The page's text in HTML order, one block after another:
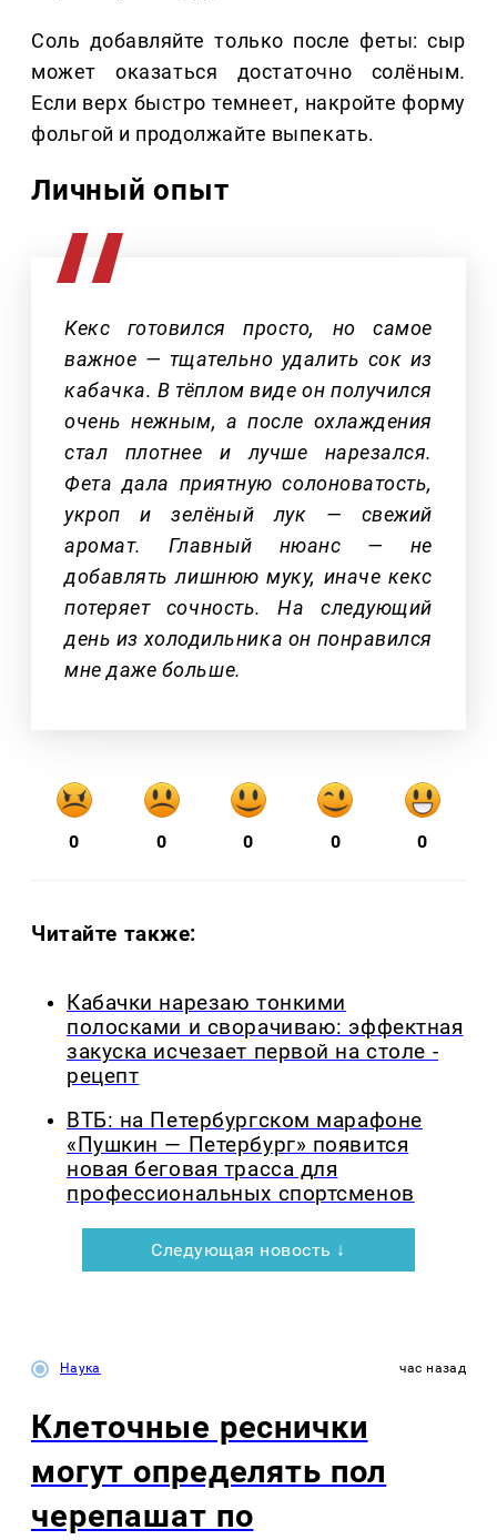
Соль добавляйте только после феты: сыр
может оказаться достаточно солёным.
Если верх быстро темнеет, накройте форму
фольгой и продолжайте выпекать.
Личный опыт
Кекс готовился просто, но самое
важное — тщательно удалить сок из
кабачка. В тёплом виде он получился
очень нежным, а после охлаждения
стал плотнее и лучше нарезался.
Фета дала приятную солоноватость,
укроп и зелёный лук — свежий
аромат. Главный нюанс — не
добавлять лишнюю муку, иначе кекс
потеряет сочность. На следующий
день из холодильника он понравился
мне даже больше.
0 0 0 0 0
Читайте также:
Кабачки нарезаю тонкими
полосками и сворачиваю: эффектная
закуска исчезает первой на столе -
рецепт
ВТБ: на Петербургском марафоне
«Пушкин — Петербург» появится
новая беговая трасса для
профессиональных спортсменов
Следующая новость ↓
Наука час назад
Клеточные реснички
могут определять пол
черепашат по